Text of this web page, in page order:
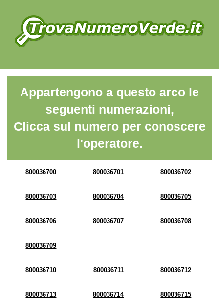
Appartengono a questo arco le
seguenti numerazioni,
Clicca sul numero per conoscere
l'operatore.
800036700 800036701 800036702
800036703 800036704 800036705
800036706 800036707 800036708
800036709
800036710 800036711 800036712
800036713 800036714 800036715